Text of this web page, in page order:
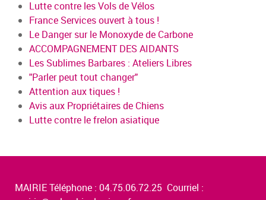
Lutte contre les Vols de Vélos
France Services ouvert à tous !
Le Danger sur le Monoxyde de Carbone
ACCOMPAGNEMENT DES AIDANTS
Les Sublimes Barbares : Ateliers Libres
"Parler peut tout changer"
Attention aux tiques !
Avis aux Propriétaires de Chiens
Lutte contre le frelon asiatique
MAIRIE Téléphone : 04.75.06.72.25 Courriel :